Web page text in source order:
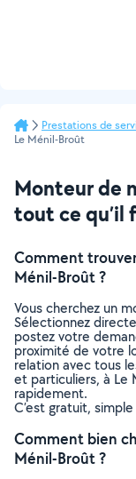
Prestations de
Le Ménil-Broût
Monteur de
tout ce qu’il
Comment
Ménil-Broût ?
Vous cherchez un
Sélectionnez
postez votre
proximité de votre
relation avec tous
et particuliers, à Le
rapidement.
C’est gratuit,
Comment bien
Ménil-Broût ?